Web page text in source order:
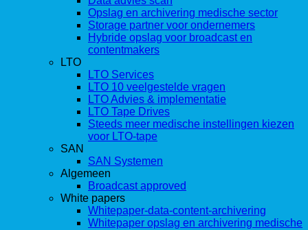
Opslag en archivering medische sector
Storage partner voor ondernemers
Hybride opslag voor broadcast en
contentmakers
LTO
LTO Services
LTO 10 veelgestelde vragen
LTO Advies & implementatie
LTO Tape Drives
Steeds meer medische instellingen kiezen
voor LTO-tape
SAN
SAN Systemen
Algemeen
Broadcast approved
White papers
Whitepaper-data-content-archivering
Whitepaper opslag en archivering medische